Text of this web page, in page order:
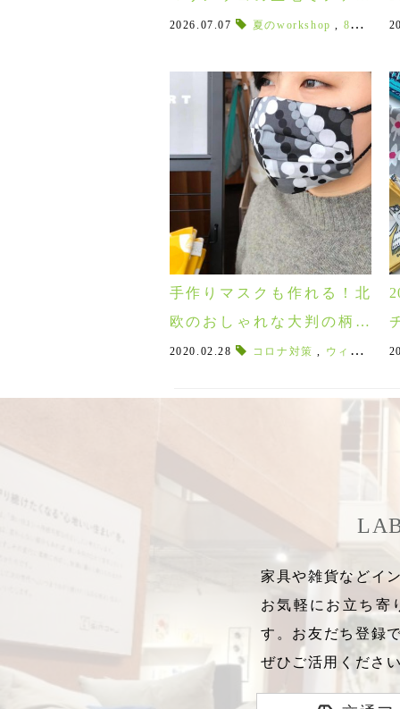
リックパネルを手作りしま
2026.07.07 夏のworkshop , 8月開催ワークショップ
手作りマスクも作れる！北
欧のおしゃれな大判の柄ハ
ンカチ「ボラスコットン」♪
2020.02.28 コロナ対策 ウィルス対策
家具や雑貨などイ
お気軽にお立ち寄
す。お友だち登録
ぜひご活用くださ